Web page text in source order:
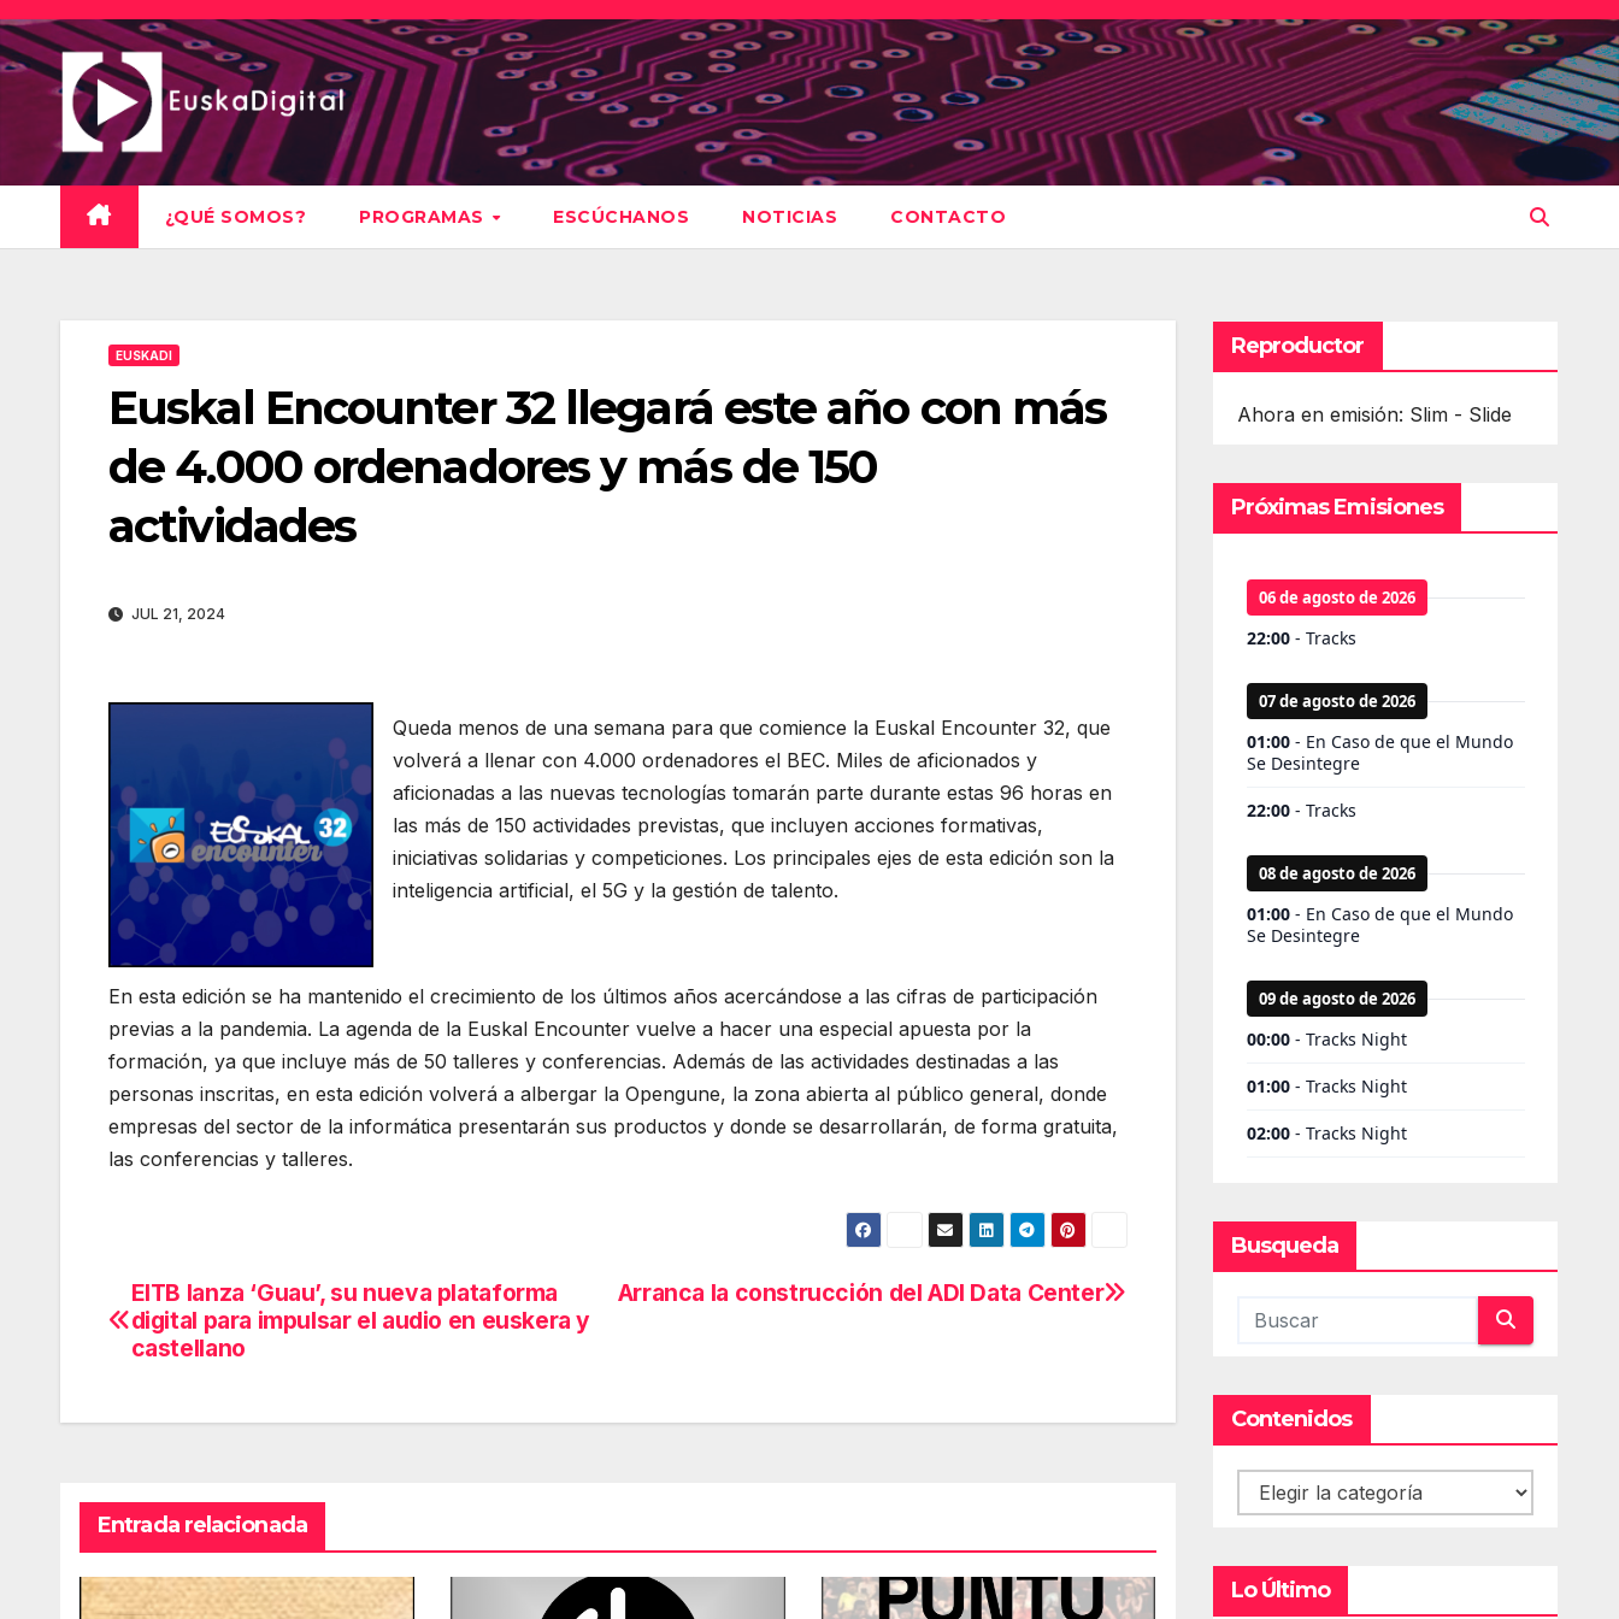
Saltar
al
contenido
¿QUÉ SOMOS? PROGRAMAS ESCÚCHANOS NOTICIAS CONTACTO
EUSKADI
Euskal Encounter 32 llegará este año con más
de 4.000 ordenadores y más de 150
actividades
JUL 21, 2024
Queda menos de una semana para que comience la Euskal Encounter 32, que
volverá a llenar con 4.000 ordenadores el BEC. Miles de aficionados y
aficionadas a las nuevas tecnologías tomarán parte durante estas 96 horas en
las más de 150 actividades previstas, que incluyen acciones formativas,
iniciativas solidarias y competiciones. Los principales ejes de esta edición son la
inteligencia artificial, el 5G y la gestión de talento.
En esta edición se ha mantenido el crecimiento de los últimos años acercándose a las cifras de participación
previas a la pandemia. La agenda de la Euskal Encounter vuelve a hacer una especial apuesta por la
formación, ya que incluye más de 50 talleres y conferencias. Además de las actividades destinadas a las
personas inscritas, en esta edición volverá a albergar la Opengune, la zona abierta al público general, donde
empresas del sector de la informática presentarán sus productos y donde se desarrollarán, de forma gratuita,
las conferencias y talleres.
Navegación
de
Arranca la construcción del ADI Data Center
EITB lanza ‘Guau’, su nueva plataforma
digital para impulsar el audio en euskera y
castellano
Entrada relacionada
Reproductor
Ahora en emisión: Slim - Slide
Próximas Emisiones
Busqueda
Contenidos
Contenidos
Lo Último